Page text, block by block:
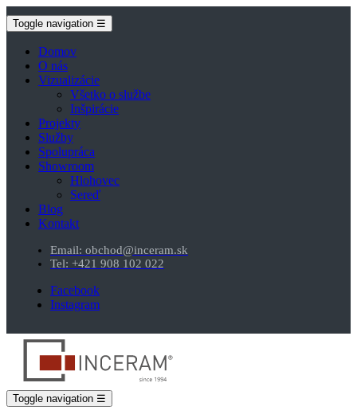
Toggle navigation ☰
Domov
O nás
Vizualizácie
Všetko o službe
Inšpirácie
Projekty
Služby
Spolupráca
Showroom
Hlohovec
Sereď
Blog
Kontakt
Email: obchod@inceram.sk
Tel: +421 908 102 022
Facebook
Instagram
Toggle navigation ☰